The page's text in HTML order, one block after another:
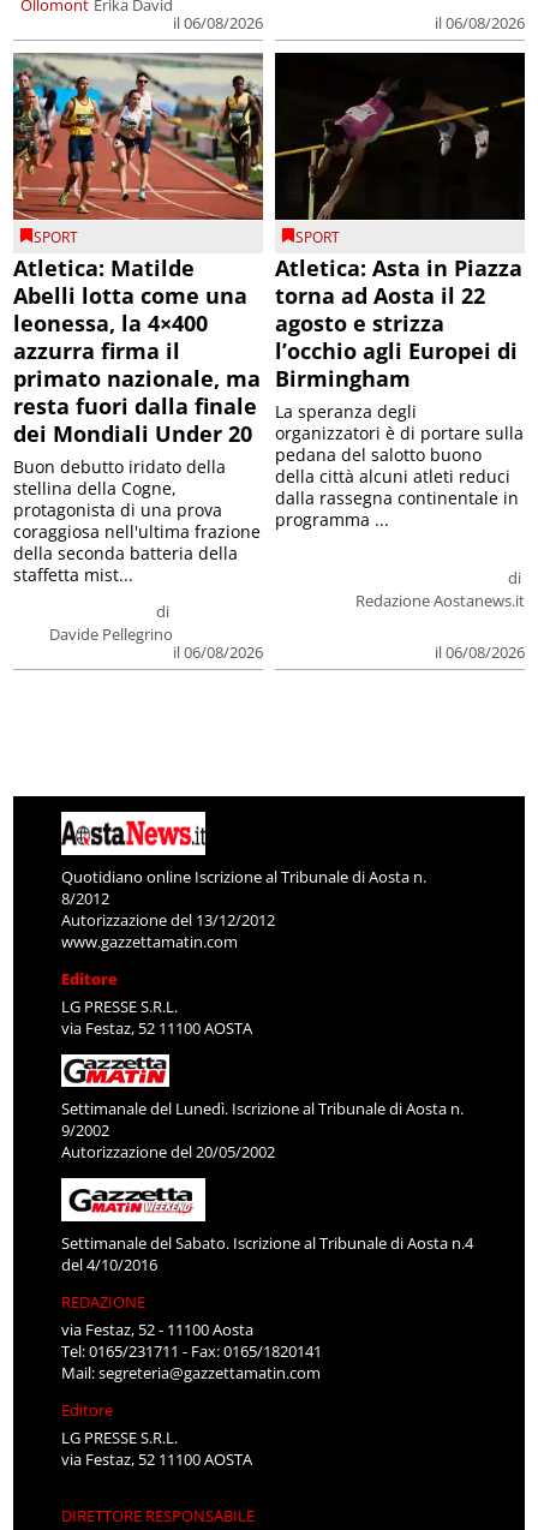
Ollomont Erika David
il 06/08/2026
il 06/08/2026
SPORT
Atletica: Matilde
Abelli lotta come una
leonessa, la 4×400
azzurra firma il
primato nazionale, ma
resta fuori dalla finale
dei Mondiali Under 20
di
Davide Pellegrino
il 06/08/2026
Buon debutto iridato della
stellina della Cogne,
protagonista di una prova
coraggiosa nell'ultima frazione
della seconda batteria della
staffetta mist...
SPORT
Atletica: Asta in Piazza
torna ad Aosta il 22
agosto e strizza
l’occhio agli Europei di
Birmingham
di
Redazione Aostanews.it
il 06/08/2026
La speranza degli
organizzatori è di portare sulla
pedana del salotto buono
della città alcuni atleti reduci
dalla rassegna continentale in
programma ...
Quotidiano online Iscrizione al Tribunale di Aosta n.
8/2012
Autorizzazione del 13/12/2012
www.gazzettamatin.com
Editore
LG PRESSE S.R.L.
via Festaz, 52 11100 AOSTA
Settimanale del Lunedì. Iscrizione al Tribunale di Aosta n.
9/2002
Autorizzazione del 20/05/2002
Settimanale del Sabato. Iscrizione al Tribunale di Aosta n.4
del 4/10/2016
REDAZIONE
via Festaz, 52 - 11100 Aosta
Tel: 0165/231711 - Fax: 0165/1820141
Mail:segreteria@gazzettamatin.com
Editore
LG PRESSE S.R.L.
via Festaz, 52 11100 AOSTA
DIRETTORE RESPONSABILE